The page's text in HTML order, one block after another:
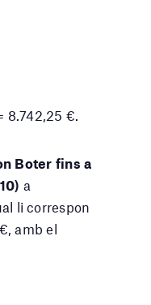
8.742,25 €.
Boter fins a
a
li correspon
amb el